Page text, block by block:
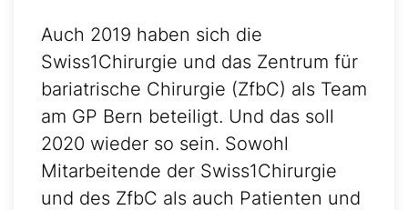
Auch 2019 haben sich die
Swiss1Chirurgie und das Zentrum für
bariatrische Chirurgie (ZfbC) als Team
am GP Bern beteiligt. Und das soll
2020 wieder so sein. Sowohl
Mitarbeitende der Swiss1Chirurgie
und des ZfbC als auch Patienten und